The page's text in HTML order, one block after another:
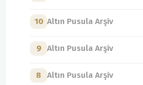
10 Altın Pusula Arşiv
9 Altın Pusula Arşiv
8 Altın Pusula Arşiv